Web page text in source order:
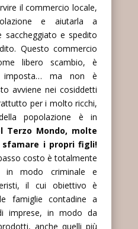
il commercio locale,
e aiutarla a
saccheggiato e spedito
Questo commercio
libero scambio, è
imposta… ma non è
avviene nei cosiddetti
per i molto ricchi,
popolazione è in
Terzo Mondo, molte
i propri figli!
costo è totalmente
in modo criminale e
il cui obiettivo è
famiglie contadine a
imprese, in modo da
anche quelli più